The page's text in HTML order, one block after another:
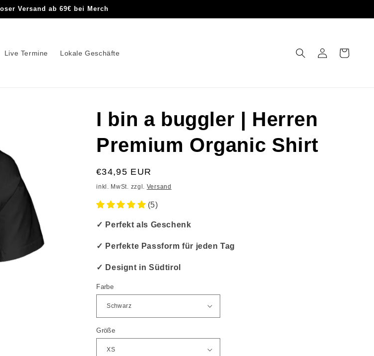
Versand ab 69€ bei Merch
Live Termine Lokale Geschäfte EinloggenWarenkorb
I bin a buggler | Herren
Premium Organic Shirt
€34,95 EUR
inkl. MwSt. zzgl. Versand
(5)
✓ Perfekt als Geschenk
✓ Perfekte Passform für jeden Tag
✓ Designt in Südtirol
Farbe
Größe